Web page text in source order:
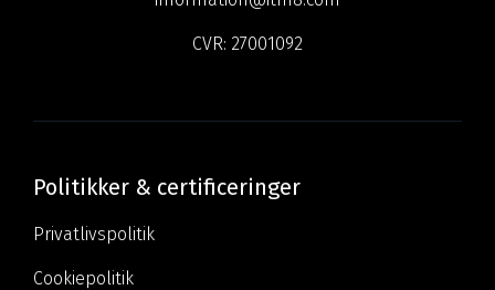
CVR: 27001092
Politikker & certificeringer
Privatlivspolitik
Cookiepolitik